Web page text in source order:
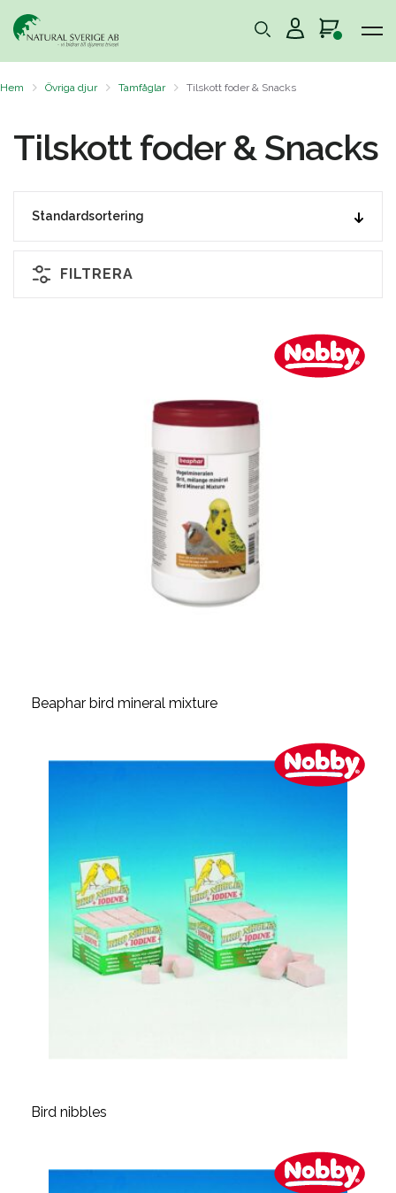
Hem Övriga djur Tamfåglar Tilskott foder & Snacks
Tilskott foder & Snacks
FILTRERA
Beaphar bird mineral mixture
Bird nibbles